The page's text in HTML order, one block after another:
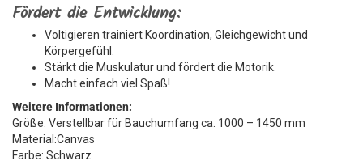
Fördert die Entwicklung:
Voltigieren trainiert Koordination, Gleichgewicht und
Körpergefühl.
Stärkt die Muskulatur und fördert die Motorik.
Macht einfach viel Spaß!
Weitere Informationen:
Größe: Verstellbar für Bauchumfang ca. 1000 – 1450 mm
Material:Canvas
Farbe: Schwarz